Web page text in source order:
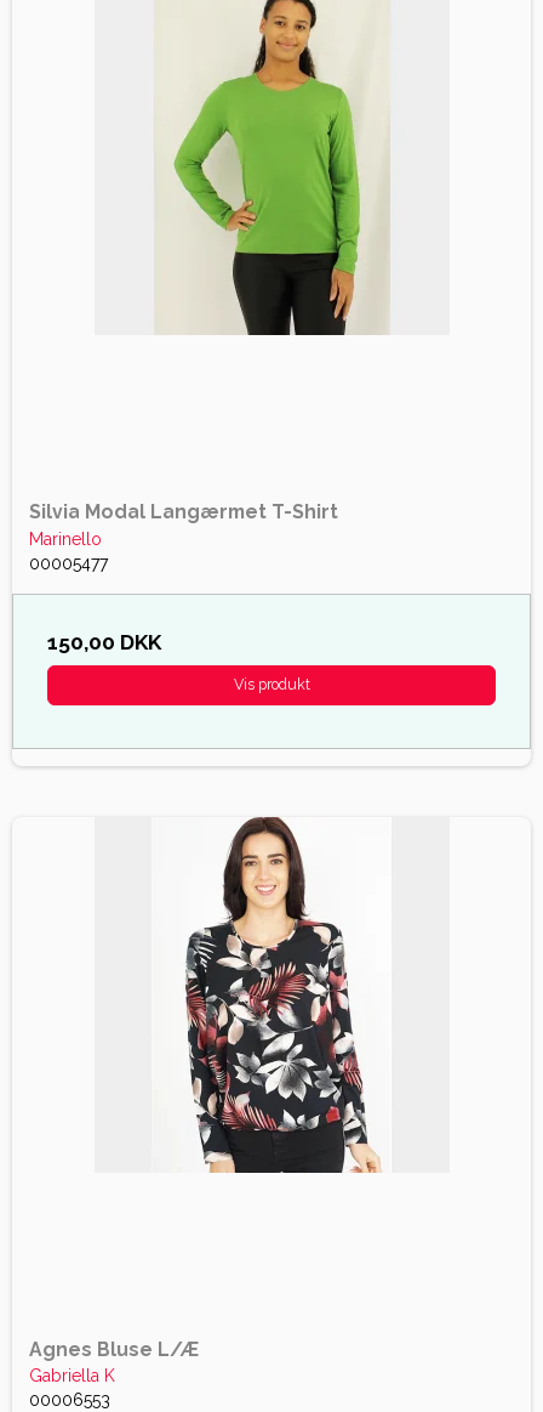
Silvia Modal Langærmet T-Shirt
Marinello
00005477
150,00 DKK
Vis produkt
Agnes Bluse L/Æ
Gabriella K
00006553